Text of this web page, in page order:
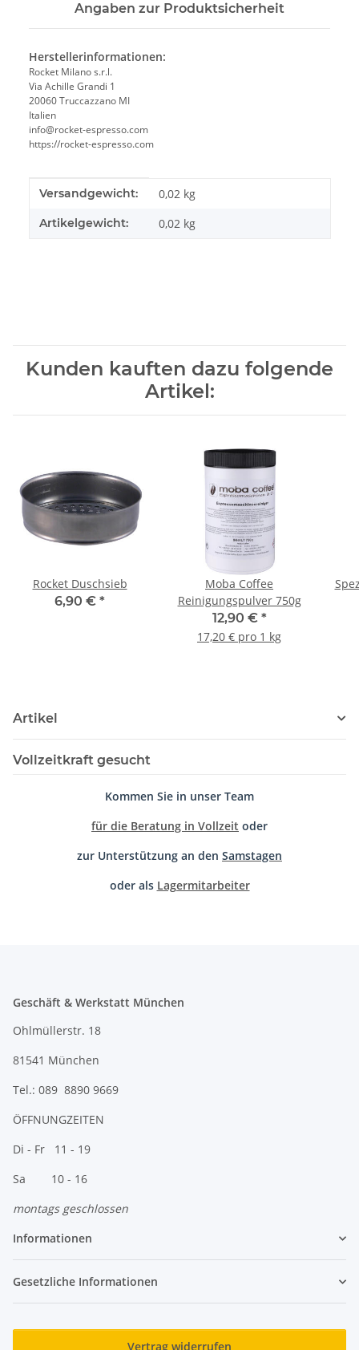
Angaben zur Produktsicherheit
Herstellerinformationen:
Rocket Milano s.r.l.
Via Achille Grandi 1
20060 Truccazzano MI
Italien
info@rocket-espresso.com
https://rocket-espresso.com
Produkteigenschaft
Wert
Versandgewicht: 0,02 kg
Artikelgewicht: 0,02 kg
Kunden kauften dazu folgende
Artikel:
Rocket Duschsieb
6,90 € *
Moba Coffee
Reinigungspulver 750g
12,90 € *
17,20 € pro 1 kg
Artikel
Vollzeitkraft gesucht
Kommen Sie in unser Team
für die Beratung in Vollzeit oder
zur Unterstützung an den Samstagen
oder als Lagermitarbeiter
Geschäft & Werkstatt München
Ohlmüllerstr. 18
81541 München
Tel.: 089 8890 9669
ÖFFNUNGZEITEN
Di - Fr 11 - 19
Sa 10 - 16
montags geschlossen
Informationen
Gesetzliche Informationen
Vertrag widerrufen